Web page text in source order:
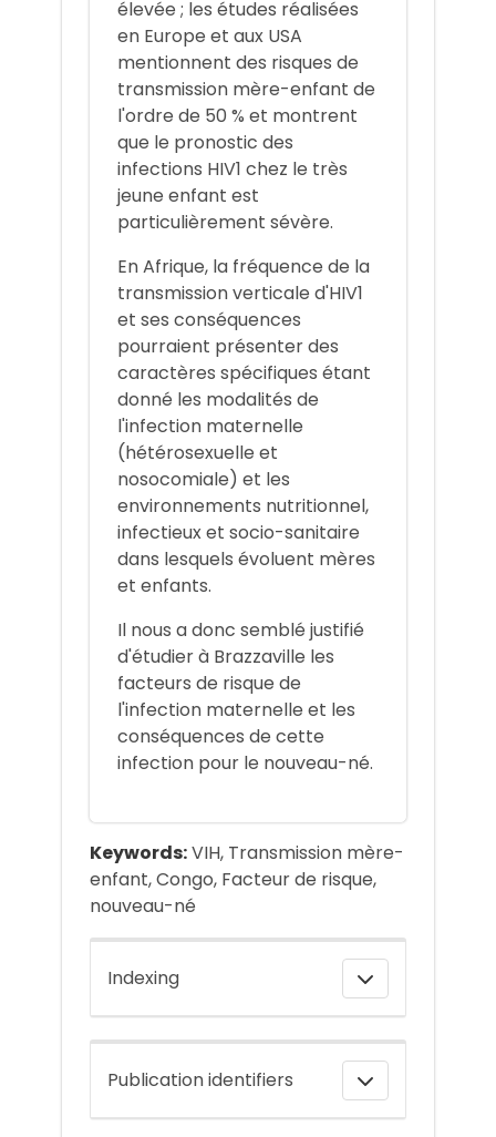
élevée ; les études réalisées
en Europe et aux USA
mentionnent des risques de
transmission mère-enfant de
l'ordre de 50 % et montrent
que le pronostic des
infections HIV1 chez le très
jeune enfant est
particulièrement sévère.
En Afrique, la fréquence de la
transmission verticale d'HIV1
et ses conséquences
pourraient présenter des
caractères spécifiques étant
donné les modalités de
l'infection maternelle
(hétérosexuelle et
nosocomiale) et les
environnements nutritionnel,
infectieux et socio-sanitaire
dans lesquels évoluent mères
et enfants.
Il nous a donc semblé justifié
d'étudier à Brazzaville les
facteurs de risque de
l'infection maternelle et les
conséquences de cette
infection pour le nouveau-né.
Keywords:VIH, Transmission mère-
enfant, Congo, Facteur de risque,
nouveau-né
Indexing
Publication identifiers